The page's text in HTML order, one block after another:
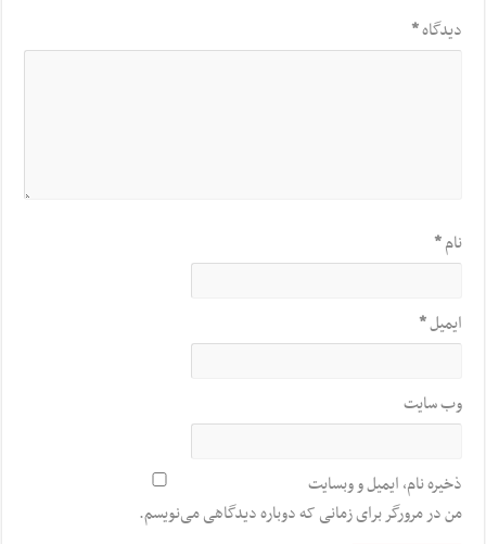
دیدگاه*
نام*
ایمیل*
وب‌ سایت
ذخیره نام، ایمیل و وبسایت
من در مرورگر برای زمانی که دوباره دیدگاهی می‌نویسم.